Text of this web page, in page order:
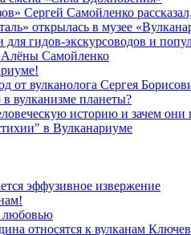
Сергей Самойленко
открылась в музее
гидов-экскурсоводов и
Алёны Самойленко
от вулканолога Сергея
в вулканизме планеты?
историю и зачем
в Вулканариуме
эффузивное извержение
любовью
относятся к вулканам